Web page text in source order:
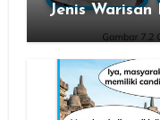
Jenis Warisan